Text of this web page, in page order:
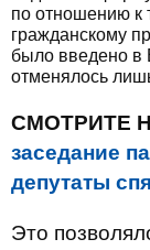
по отношению к
гражданскому
было введено в
отменялось
СМОТРИТЕ
заседание
депутаты
Это